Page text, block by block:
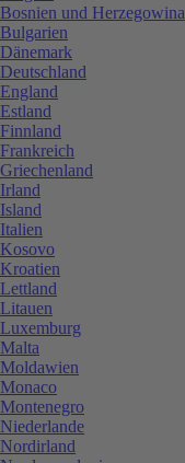
Bosnien und Herzegowina
Bulgarien
Dänemark
Deutschland
England
Estland
Finnland
Frankreich
Griechenland
Irland
Island
Italien
Kosovo
Kroatien
Lettland
Litauen
Luxemburg
Malta
Moldawien
Monaco
Montenegro
Niederlande
Nordirland